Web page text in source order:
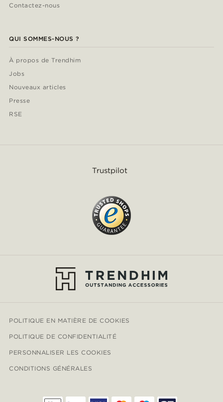
Contactez-nous
QUI SOMMES-NOUS ?
À propos de Trendhim
Jobs
Nouveaux articles
Presse
RSE
Trustpilot
POLITIQUE EN MATIÈRE DE COOKIES
POLITIQUE DE CONFIDENTIALITÉ
PERSONNALISER LES COOKIES
CONDITIONS GÉNÉRALES